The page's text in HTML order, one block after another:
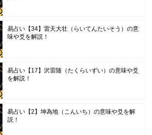
易占い【34】雷天大壮（らいてんたいそう）の意
味や爻を解説！
易占い【17】沢雷随（たくらいずい）の意味や爻
を解説！
易占い【2】坤為地（こんいち）の意味や爻を解
説！